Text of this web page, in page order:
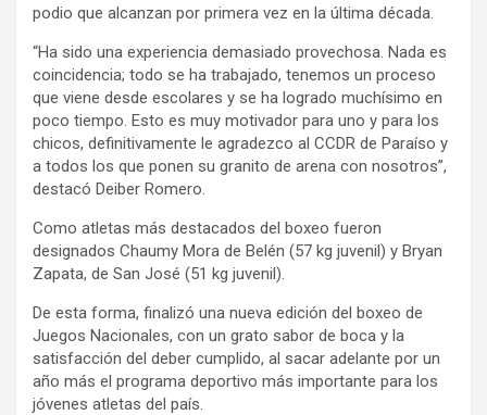
podio que alcanzan por primera vez en la última década.
“Ha sido una experiencia demasiado provechosa. Nada es
coincidencia; todo se ha trabajado, tenemos un proceso
que viene desde escolares y se ha logrado muchísimo en
poco tiempo. Esto es muy motivador para uno y para los
chicos, definitivamente le agradezco al CCDR de Paraíso y
a todos los que ponen su granito de arena con nosotros”,
destacó Deiber Romero.
Como atletas más destacados del boxeo fueron
designados Chaumy Mora de Belén (57 kg juvenil) y Bryan
Zapata, de San José (51 kg juvenil).
De esta forma, finalizó una nueva edición del boxeo de
Juegos Nacionales, con un grato sabor de boca y la
satisfacción del deber cumplido, al sacar adelante por un
año más el programa deportivo más importante para los
jóvenes atletas del país.